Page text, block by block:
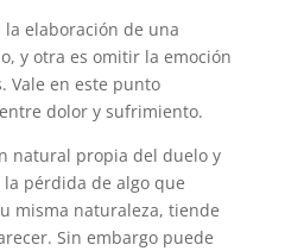
la elaboración de una
y otra es omitir la emoción
Vale en este punto
dolor y sufrimiento.
natural propia del duelo y
pérdida de algo que
misma naturaleza, tiende
Sin embargo puede